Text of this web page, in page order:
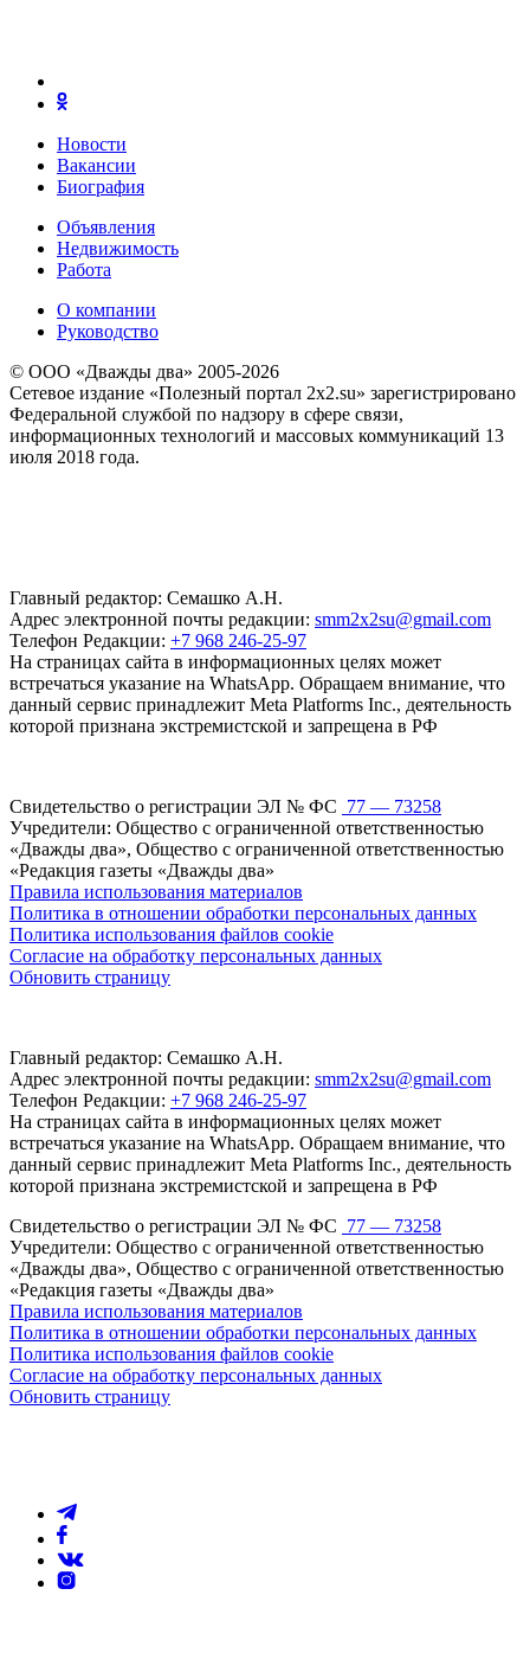
Новости
Вакансии
Биография
Объявления
Недвижимость
Работа
О компании
Руководство
© ООО «Дважды два» 2005-2026
Сетевое издание «Полезный портал 2x2.su» зарегистрировано
Федеральной службой по надзору в сфере связи,
информационных технологий и массовых коммуникаций 13
июля 2018 года.
Главный редактор: Семашко А.Н.
Адрес электронной почты редакции: smm2x2su@gmail.com
Телефон Редакции: +7 968 246-25-97
На страницах сайта в информационных целях может
встречаться указание на WhatsApp. Обращаем внимание, что
данный сервис принадлежит Meta Platforms Inc., деятельность
которой признана экстремистской и запрещена в РФ
Свидетельство о регистрации ЭЛ № ФС 77 — 73258
Учредители: Общество с ограниченной ответственностью
«Дважды два», Общество с ограниченной ответственностью
«Редакция газеты «Дважды два»
Правила использования материалов
Политика в отношении обработки персональных данных
Политика использования файлов cookie
Согласие на обработку персональных данных
Обновить страницу
Главный редактор: Семашко А.Н.
Адрес электронной почты редакции: smm2x2su@gmail.com
Телефон Редакции: +7 968 246-25-97
На страницах сайта в информационных целях может
встречаться указание на WhatsApp. Обращаем внимание, что
данный сервис принадлежит Meta Platforms Inc., деятельность
которой признана экстремистской и запрещена в РФ
Свидетельство о регистрации ЭЛ № ФС 77 — 73258
Учредители: Общество с ограниченной ответственностью
«Дважды два», Общество с ограниченной ответственностью
«Редакция газеты «Дважды два»
Правила использования материалов
Политика в отношении обработки персональных данных
Политика использования файлов cookie
Согласие на обработку персональных данных
Обновить страницу